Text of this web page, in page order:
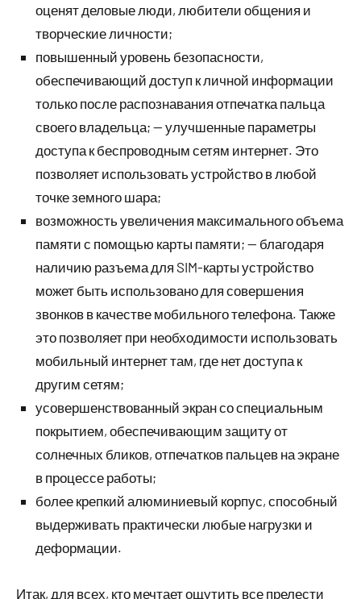
оценят деловые люди, любители общения и
творческие личности;
повышенный уровень безопасности,
обеспечивающий доступ к личной информации
только после распознавания отпечатка пальца
своего владельца; — улучшенные параметры
доступа к беспроводным сетям интернет. Это
позволяет использовать устройство в любой
точке земного шара;
возможность увеличения максимального объема
памяти с помощью карты памяти; — благодаря
наличию разъема для SIM-карты устройство
может быть использовано для совершения
звонков в качестве мобильного телефона. Также
это позволяет при необходимости использовать
мобильный интернет там, где нет доступа к
другим сетям;
усовершенствованный экран со специальным
покрытием, обеспечивающим защиту от
солнечных бликов, отпечатков пальцев на экране
в процессе работы;
более крепкий алюминиевый корпус, способный
выдерживать практически любые нагрузки и
деформации.
Итак, для всех, кто мечтает ощутить все прелести